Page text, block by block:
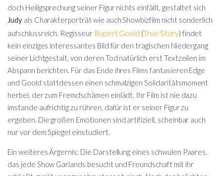
doch Heiligsprechung seiner Figur nichts einfällt, gestaltet sich
Judyals Charakterporträt wie auch Showbizfilm nicht sonderlich
aufschlussreich. Regisseur Rupert Goold (True Story) findet
kein einziges interessantes Bild für den tragischen Niedergang
seiner Lichtgestalt, von deren Tod natürlich erst Textzeilen im
Abspann berichten. Für das Ende ihres Films fantasieren Edge
und Goold stattdessen einen schmalzigen Solidaritätsmoment
herbei, der zum Fremdschämen einlädt. Ihr Film ist nie dazu
imstande aufrichtig zu rühren, dafür ist er seiner Figur zu
ergeben. Die großen Emotionen sind artifiziell, scheinbar auch
nur vor dem Spiegel einstudiert.
Ein weiteres Ärgernis: Die Darstellung eines schwulen Paares,
das jede Show Garlands besucht und Freundschaft mit ihr